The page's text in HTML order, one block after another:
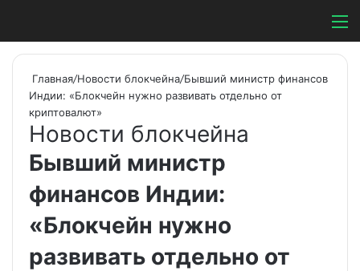
Switch skin
Главная/Новости блокчейна/Бывший министр финансов
Индии: «Блокчейн нужно развивать отдельно от
криптовалют»
Новости блокчейна
Бывший министр
финансов Индии:
«Блокчейн нужно
развивать отдельно от